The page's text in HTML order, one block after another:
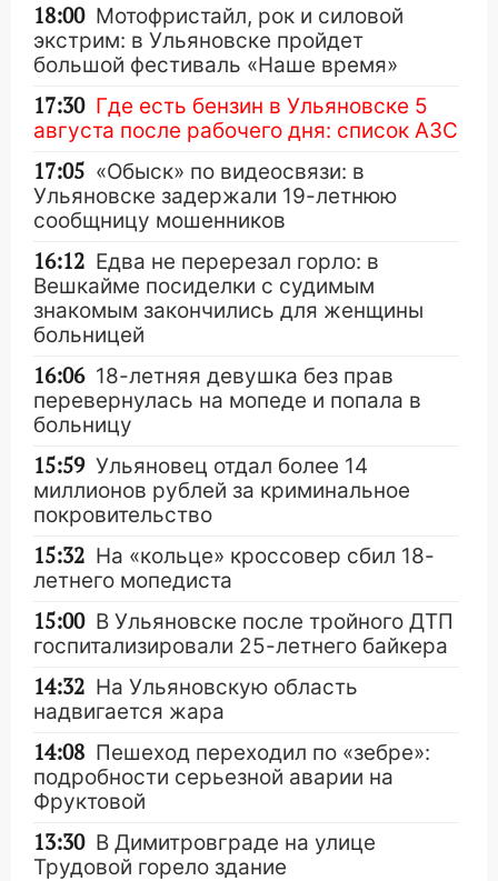
18:00 Мотофристайл, рок и силовой
экстрим: в Ульяновске пройдет
большой фестиваль «Наше время»
17:30 Где есть бензин в Ульяновске 5
августа после рабочего дня: список АЗС
17:05 «Обыск» по видеосвязи: в
Ульяновске задержали 19-летнюю
сообщницу мошенников
16:12 Едва не перерезал горло: в
Вешкайме посиделки с судимым
знакомым закончились для женщины
больницей
16:06 18-летняя девушка без прав
перевернулась на мопеде и попала в
больницу
15:59 Ульяновец отдал более 14
миллионов рублей за криминальное
покровительство
15:32 На «кольце» кроссовер сбил 18-
летнего мопедиста
15:00 В Ульяновске после тройного ДТП
госпитализировали 25-летнего байкера
14:32 На Ульяновскую область
надвигается жара
14:08 Пешеход переходил по «зебре»:
подробности серьезной аварии на
Фруктовой
13:30 В Димитровграде на улице
Трудовой горело здание